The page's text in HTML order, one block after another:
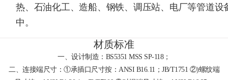
热、石油化工、造船、钢铁、调压站、电厂等管道设
中。
材质标准
一、设计制造：BS5351 MSS SP-118；
二、连接端尺寸：①承插口尺寸按：ANSI B16.11；JB/T1751 ②)螺纹端